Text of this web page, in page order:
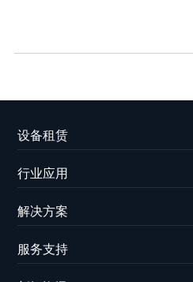
设备租赁
行业应用
解决方案
服务支持